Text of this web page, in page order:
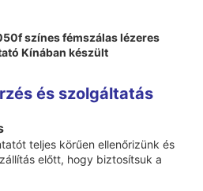
és szolgáltatás
teljes körűen ellenőrizünk és
előtt, hogy biztosítsuk a